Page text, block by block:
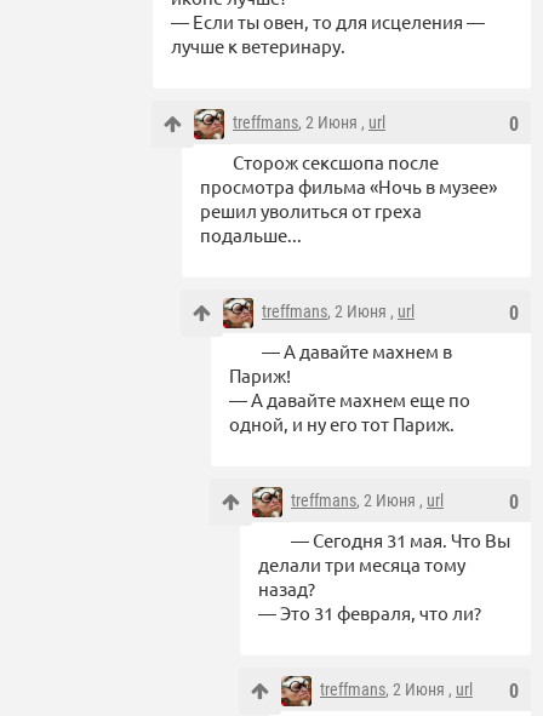
— Если ты овен, то для исцеления —
лучше к ветеринару.
0
treffmans, 2 Июня , url
Сторож сексшопа после
просмотра фильма «Ночь в музее»
решил уволиться от греха
подальше...
0
treffmans, 2 Июня , url
— А давайте махнем в
Париж!
— А давайте махнем еще по
одной, и ну его тот Париж.
0
treffmans, 2 Июня , url
— Сегодня 31 мая. Что Вы
делали три месяца тому
назад?
— Это 31 февраля, что ли?
0
treffmans, 2 Июня , url